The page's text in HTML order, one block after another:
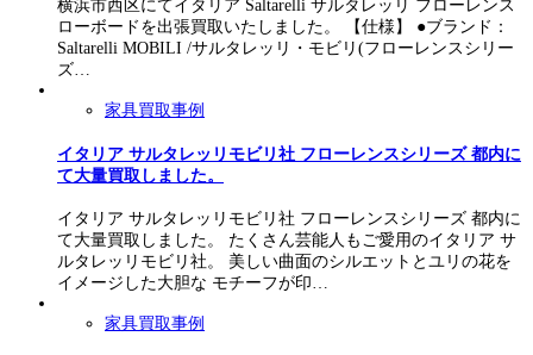
横浜市西区にてイタリア Saltarelli サルタレッリ フローレンス
ローボードを出張買取いたしました。 【仕様】 ●ブランド：
Saltarelli MOBILI /サルタレッリ・モビリ(フローレンスシリー
ズ…
家具買取事例
イタリア サルタレッリモビリ社 フローレンスシリーズ 都内に
て大量買取しました。
イタリア サルタレッリモビリ社 フローレンスシリーズ 都内に
て大量買取しました。 たくさん芸能人もご愛用のイタリア サ
ルタレッリモビリ社。 美しい曲面のシルエットとユリの花を
イメージした大胆な モチーフが印…
家具買取事例